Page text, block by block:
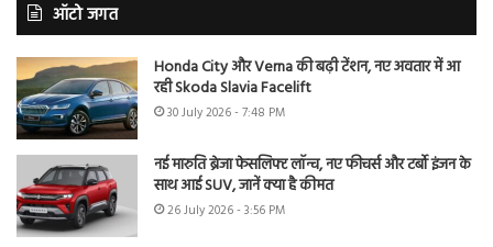
ऑटो जगत
Honda City और Verna की बढ़ी टेंशन, नए अवतार में आ
रही Skoda Slavia Facelift
30 July 2026 - 7:48 PM
नई मारुति ब्रेजा फेसलिफ्ट लॉन्च, नए फीचर्स और टर्बो इंजन के
साथ आई SUV, जानें क्या है कीमत
26 July 2026 - 3:56 PM